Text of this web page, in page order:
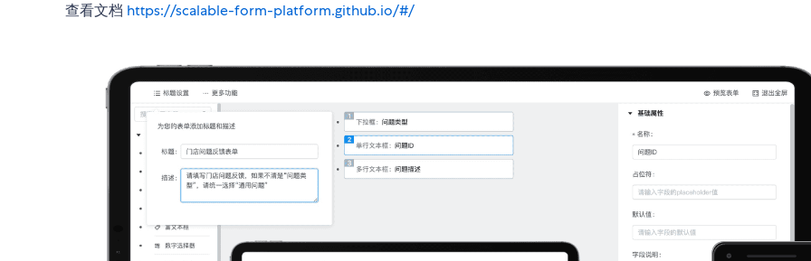
查看文档 https://scalable-form-platform.github.io/#/